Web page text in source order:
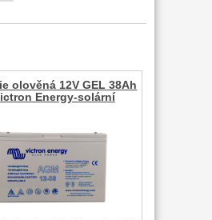
olověná 12V GEL 38Ah
Energy-solární